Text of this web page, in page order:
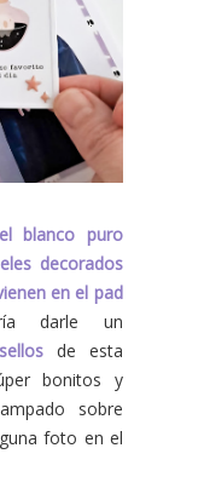
blanco puro
decorados
en el pad
darle un
sellos de esta
bonitos y
sobre
foto en el